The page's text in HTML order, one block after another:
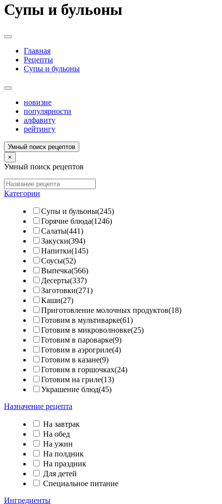
Супы и бульоны
Главная
Рецепты
Супы и бульоны
новизне
популярности
алфавиту
рейтингу
Умный поиск рецептов
×
Умный поиск рецептов
Категории
Супы и бульоны(245)
Горячие блюда(1246)
Салаты(441)
Закуски(394)
Напитки(145)
Соусы(52)
Выпечка(566)
Десерты(337)
Заготовки(271)
Каши(27)
Приготовление молочных продуктов(18)
Готовим в мультиварке(61)
Готовим в микроволновке(25)
Готовим в пароварке(9)
Готовим в аэрогриле(4)
Готовим в казане(9)
Готовим в горшочках(24)
Готовим на гриле(13)
Украшение блюд(45)
Назначение рецепта
На завтрак
На обед
На ужин
На полдник
На праздник
Для детей
Специальное питание
Ингредиенты